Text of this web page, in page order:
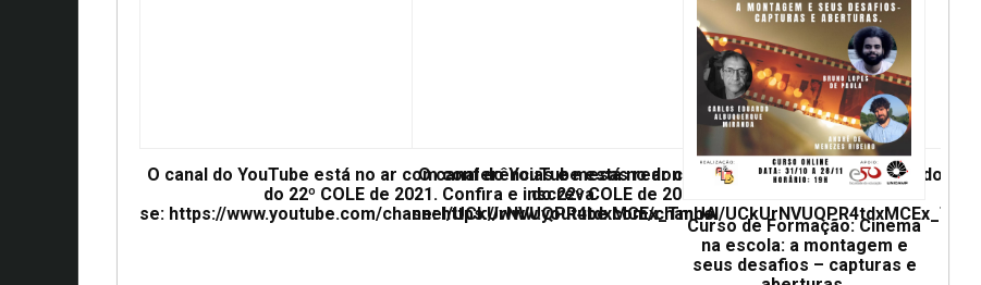
O canal do YouTube está no ar com conferências e mesas redondas
do 22º COLE de 2021. Confira e inscreva
se: https://www.youtube.com/channel/UCkUrNVUQPR4tdxMCEx_TmUA
O canal do YouTube está no ar com conferências e mesas redondas
do 22º COLE de 2021. Confira e inscreva-
se: https://www.youtube.com/channel/UCkUrNVUQPR4tdxMCEx_TmUA
Curso de Formação: Cinema
na escola: a montagem e
seus desafios – capturas e